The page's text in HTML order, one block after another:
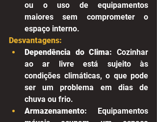
ou o uso de equipamentos
maiores sem comprometer o
espaço interno.
Desvantagens:
Dependência do Clima: Cozinhar
ao ar livre está sujeito às
condições climáticas, o que pode
ser um problema em dias de
chuva ou frio.
Armazenamento: Equipamentos